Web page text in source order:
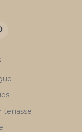
terrasse